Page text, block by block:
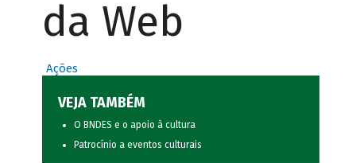
da Web
Ações
VEJA TAMBÉM
O BNDES e o apoio à cultura
Patrocínio a eventos culturais